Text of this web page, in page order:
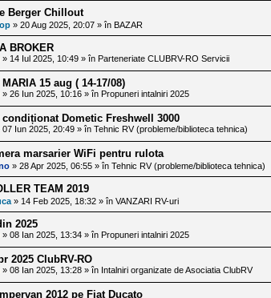
Berger Chillout
» 20 Aug 2025, 20:07 » în BAZAR
BROKER
» 14 Iul 2025, 10:49 » în Parteneriate CLUBRV-RO Servicii
15 aug ( 14-17/08)
» 26 Iun 2025, 10:16 » în Propuneri intalniri 2025
Dometic Freshwell 3000
07 Iun 2025, 20:49 » în Tehnic RV (probleme/biblioteca tehnica)
marsarier WiFi pentru rulota
» 28 Apr 2025, 06:55 » în Tehnic RV (probleme/biblioteca tehnica)
TEAM 2019
» 14 Feb 2025, 18:32 » în VANZARI RV-uri
2025
» 08 Ian 2025, 13:34 » în Propuneri intalniri 2025
2025 ClubRV-RO
» 08 Ian 2025, 13:28 » în Intalniri organizate de Asociatia ClubRV
2012 pe Fiat Ducato